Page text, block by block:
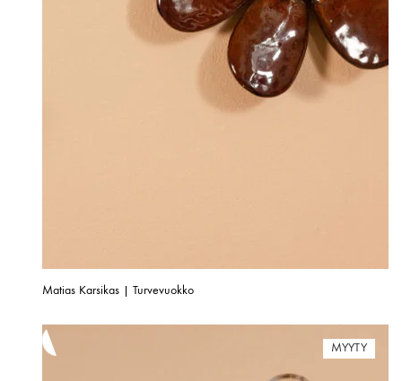
Matias Karsikas | Turvevuokko
MYYTY